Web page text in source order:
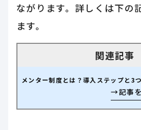
ながります。詳しくは下の
ます。
メンター制度とは？導入ステップと3